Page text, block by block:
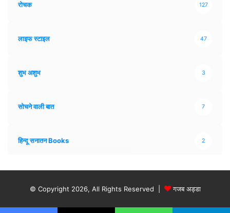
रोचक 127
लाइफ स्टाइल 47
शुभ अशुभ 3
सोचने वाली बात 7
हिन्दू सनातन Books 2
© Copyright 2026, All Rights Reserved | गजब अड्डा